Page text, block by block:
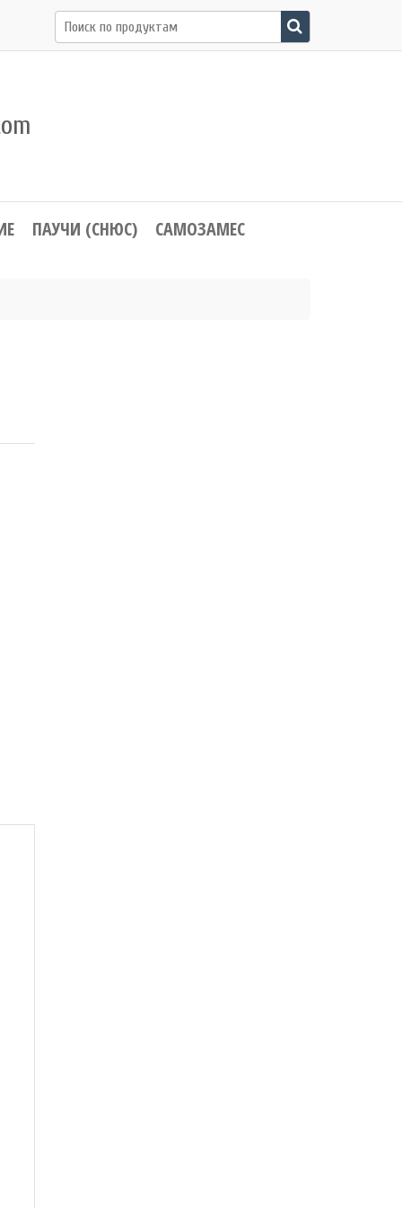
Поиск
по:
ПАУЧИ (СНЮС) САМОЗАМЕС